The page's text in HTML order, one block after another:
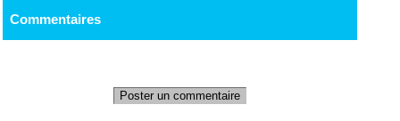
Commentaires
Poster un commentaire